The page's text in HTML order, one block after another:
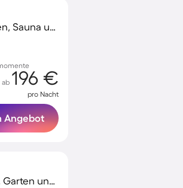
Kinderfreundliches Ferienhaus mit Garten, Sauna und Terrasse | Seeblick | Ideal für Homeoffice
ab 196 €
pro Nacht
Angebot
Familienorientiertes Ferienhaus mit Grill, Garten und Terrasse | Haustiere erlaubt